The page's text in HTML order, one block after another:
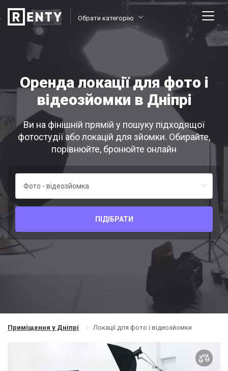
Обрати категорію
Оренда локації для фото і
відеозйомки в Дніпрі
Ви на фінішній прямій у пошуку підходящої
фотостудії або локацій для зйомки. Обирайте,
порівнюйте, бронюйте онлайн
ПІДІБРАТИ
Приміщення у Дніпрі Локації для фото і відеозйомки